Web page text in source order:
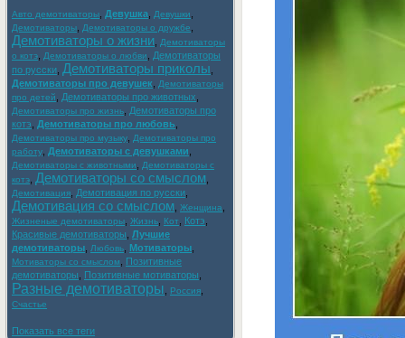
Авто демотиваторы Девушка Девушки
Демотиваторы Демотиваторы о дружбе
Демотиваторы о жизни
Демотиваторы
о котэ
Демотиваторы о любви
Демотиваторы
по русски Демотиваторы приколы
Демотиваторы про девушек
Демотиваторы
про детей
Демотиваторы про животных
Демотиваторы про жизнь
Демотиваторы про
котэ
Демотиваторы про любовь
Демотиваторы про музыку
Демотиваторы про
работу
Демотиваторы с девушками
Демотиваторы с животными
Демотиваторы с
котэ
Демотиваторы со смыслом
Демотивация Демотивация по русски
Демотивация со смыслом Женщина
Жизненые демотиваторы Жизнь Кот Котэ
Красивые демотиваторы Лучшие
демотиваторы
Любовь Мотиваторы
Мотиваторы со смыслом
Позитивные
демотиваторы
Позитивные мотиваторы
Разные демотиваторы Россия
Счастье
Показать все теги